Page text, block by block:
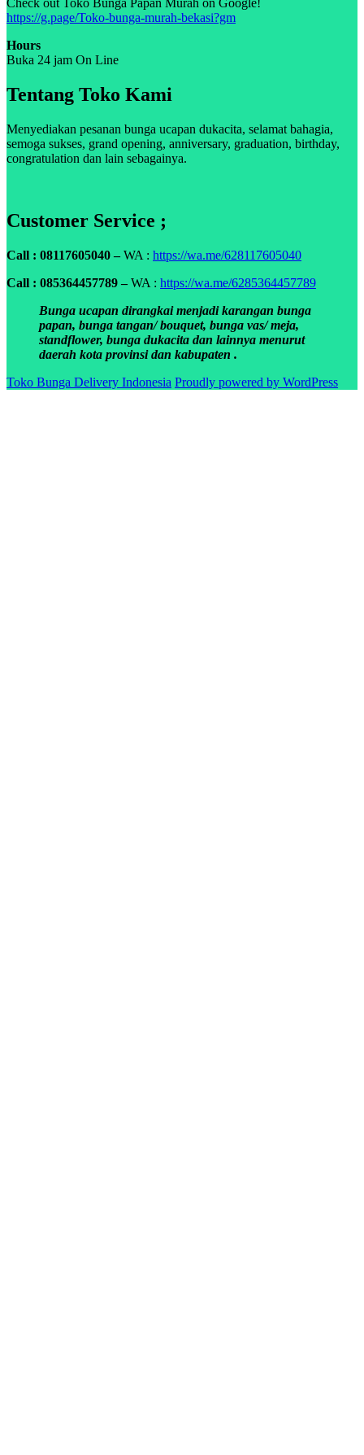
Check out Toko Bunga Papan Murah on Google!
https://g.page/Toko-bunga-murah-bekasi?gm
Hours
Buka 24 jam On Line
Tentang Toko Kami
Menyediakan pesanan bunga ucapan dukacita, selamat bahagia,
semoga sukses, grand opening, anniversary, graduation, birthday,
congratulation dan lain sebagainya.
Customer Service ;
Call : 08117605040 –WA : https://wa.me/628117605040
Call : 085364457789 –WA : https://wa.me/6285364457789
Bunga ucapan dirangkai menjadi karangan bunga
papan, bunga tangan/ bouquet, bunga vas/ meja,
standflower, bunga dukacita dan lainnya menurut
daerah kota provinsi dan kabupaten .
Toko Bunga Delivery Indonesia Proudly powered by WordPress